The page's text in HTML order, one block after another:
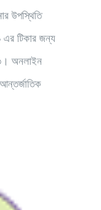
উপস্থিতি
টিকার জন্য
অনলাইন